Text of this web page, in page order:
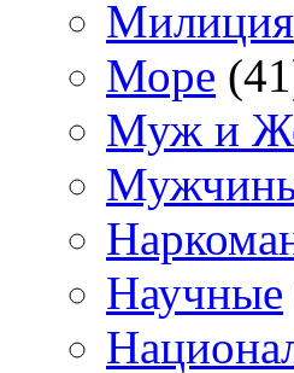
Милиция
Море
Муж и
Научные